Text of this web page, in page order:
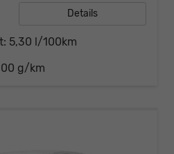
Details
5,30 l/100km
g/km